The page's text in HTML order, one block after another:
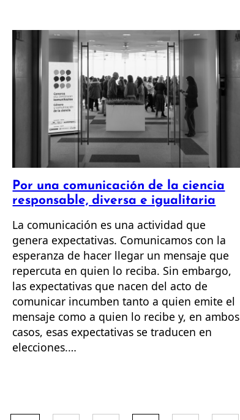
Por una comunicación de la ciencia
responsable, diversa e igualitaria
La comunicación es una actividad que
genera expectativas. Comunicamos con la
esperanza de hacer llegar un mensaje que
repercuta en quien lo reciba. Sin embargo,
las expectativas que nacen del acto de
comunicar incumben tanto a quien emite el
mensaje como a quien lo recibe y, en ambos
casos, esas expectativas se traducen en
elecciones.…